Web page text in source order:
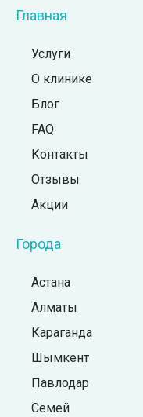
Главная
Услуги
О клинике
Блог
FAQ
Контакты
Отзывы
Акции
Города
Астана
Алматы
Караганда
Шымкент
Павлодар
Семей